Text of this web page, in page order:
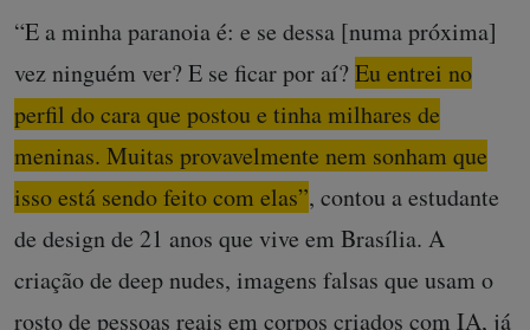
“E a minha paranoia é: e se dessa [numa próxima]
vez ninguém ver? E se ficar por aí?Eu entrei no
perfil do cara que postou e tinha milhares de
meninas. Muitas provavelmente nem sonham que
isso está sendo feito com elas”, contou a estudante
de design de 21 anos que vive em Brasília. A
criação de deep nudes, imagens falsas que usam o
rosto de pessoas reais em corpos criados com IA, já